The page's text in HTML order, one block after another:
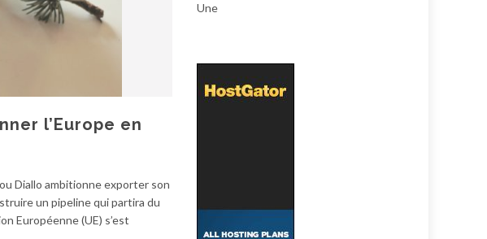
l’Europe en
Diallo ambitionne exporter son
un pipeline qui partira du
Européenne (UE) s’est
Une